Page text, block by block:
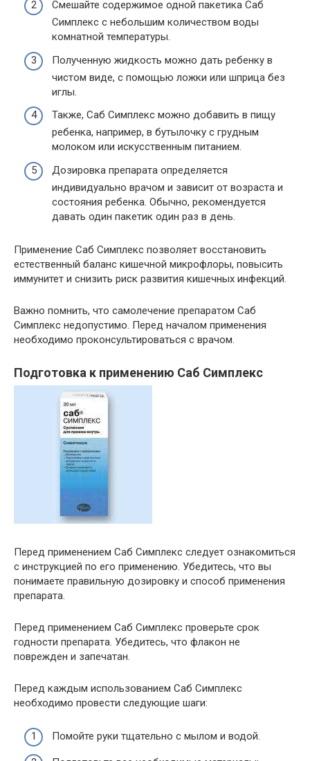
Смешайте содержимое одной пакетика Саб
Симплекс с небольшим количеством воды
комнатной температуры.
Полученную жидкость можно дать ребенку в
чистом виде, с помощью ложки или шприца без
иглы.
Также, Саб Симплекс можно добавить в пищу
ребенка, например, в бутылочку с грудным
молоком или искусственным питанием.
Дозировка препарата определяется
индивидуально врачом и зависит от возраста и
состояния ребенка. Обычно, рекомендуется
давать один пакетик один раз в день.
Применение Саб Симплекс позволяет восстановить
естественный баланс кишечной микрофлоры, повысить
иммунитет и снизить риск развития кишечных инфекций.
Важно помнить, что самолечение препаратом Саб
Симплекс недопустимо. Перед началом применения
необходимо проконсультироваться с врачом.
Подготовка к применению Саб Симплекс
Перед применением Саб Симплекс следует ознакомиться
с инструкцией по его применению. Убедитесь, что вы
понимаете правильную дозировку и способ применения
препарата.
Перед применением Саб Симплекс проверьте срок
годности препарата. Убедитесь, что флакон не
поврежден и запечатан.
Перед каждым использованием Саб Симплекс
необходимо провести следующие шаги:
Помойте руки тщательно с мылом и водой.